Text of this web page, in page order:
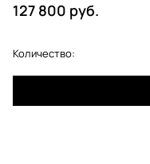
127 800 руб.
Количество: